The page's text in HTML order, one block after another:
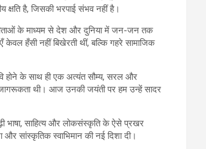
है, जिसकी भरपाई संभव नहीं है।
के माध्यम से देश और दुनिया में जन-जन तक
हँसी नहीं बिखेरती थीं, बल्कि गहरे सामाजिक
होने के साथ ही एक अत्यंत सौम्य, सरल और
थी। आज उनकी जयंती पर हम उन्हें सादर
भाषा, साहित्य और लोकसंस्कृति के ऐसे प्रखर
सांस्कृतिक स्वाभिमान की नई दिशा दी।